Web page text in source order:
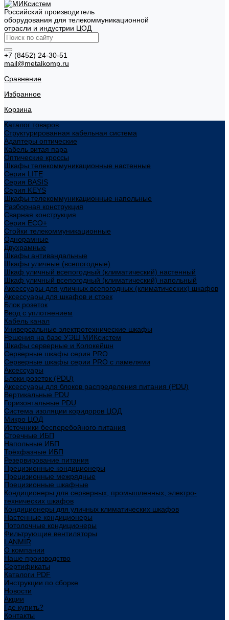
Российский производитель
оборудования для телекоммуникационной
отрасли и индустрии ЦОД
+7 (8452) 24-30-51
mail@metalkomp.ru
Сравнение
Избранное
Корзина
Каталог товаров
Структурированная кабельная система
Адаптеры оптические
Кабель витая пара
Оптические кроссы
Шкафы телекоммуникационные настенные
Cерия LITE
Cерия BASIS
Cерия KEYS
Шкафы телекоммуникационные напольные
Разборная конструкция
Сварная конструкция
Серия ECO+
Стойки телекоммуникационные
Однорамные
Двухрамные
Шкафы антивандальные
Шкафы уличные (всепогодные)
Шкаф уличный всепогодный (климатический) настенный
Шкаф уличный всепогодный (климатический) напольный
Аксессуары для уличных всепогодных (климатических) шкафов
Аксессуары для шкафов и стоек
Блок розеток
Ввод с уплотнением
Кабель канал
Универсальные электротехнические шкафы
Решения на базе УЭШ МИКсистем
Шкафы серверные и Колокейшн
Серверные шкафы серия PRO
Серверные шкафы серии PRO с ламелями
Аксессуары
Блоки розеток (PDU)
Аксессуары для блоков распределения питания (PDU)
Вертикальные PDU
Горизонтальные PDU
Система изоляции коридоров ЦОД
Микро ЦОД
Источники бесперебойного питания
Стоечные ИБП
Напольные ИБП
Трёхфазные ИБП
Резервирование питания
Прецизионные кондиционеры
Прецизионные межрядные
Прецизионные шкафные
Кондиционеры для серверных, промышленных, электро-
технических шкафов
Кондиционеры для уличных климатических шкафов
Настенные кондиционеры
Потолочные кондиционеры
Фильтрующие вентиляторы
LANMIR
О компании
Наше производство
Сертификаты
Каталоги PDF
Инструкции по сборке
Новости
Акции
Где купить?
Контакты